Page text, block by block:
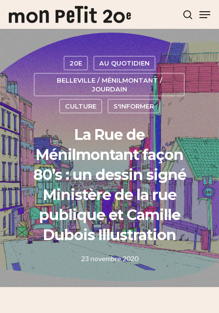
Hit enter to search or ESC to close
20E AU QUOTIDIEN
BELLEVILLE / MÉNILMONTANT /
JOURDAIN
CULTURE S'INFORMER
La Rue de
Ménilmontant façon
80’s : un dessin signé
Ministère de la rue
publique et Camille
Dubois Illustration
23 novembre 2020